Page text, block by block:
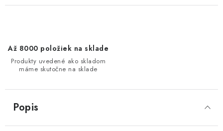
Až 8000 položiek na sklade
Produkty uvedené ako skladom
máme skutočne na sklade
Popis